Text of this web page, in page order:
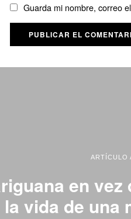
Guarda mi nombre, correo
ARTÍCULO
en
la vida de una